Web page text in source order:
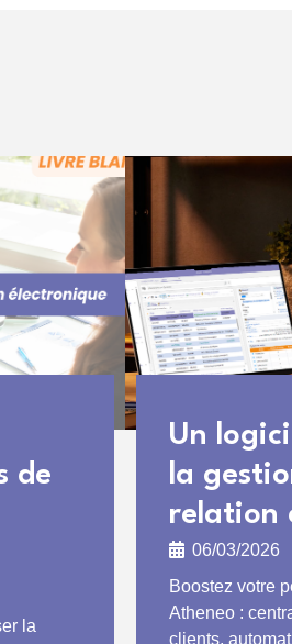
de
la
Un
la
relation
06/03/2026
Boostez votre
Atheneo :
clients,